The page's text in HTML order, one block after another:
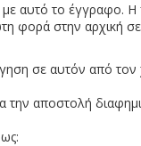
το έγγραφο. Η
φορά στην αρχική
σε αυτόν από
αποστολή